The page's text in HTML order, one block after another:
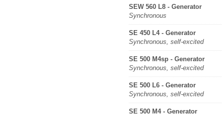
SEW 560 L8 - Generator
Synchronous
SE 450 L4 - Generator
Synchronous, self-excited
SE 500 M4sp - Generator
Synchronous, self-excited
SE 500 L6 - Generator
Synchronous, self-excited
SE 500 M4 - Generator